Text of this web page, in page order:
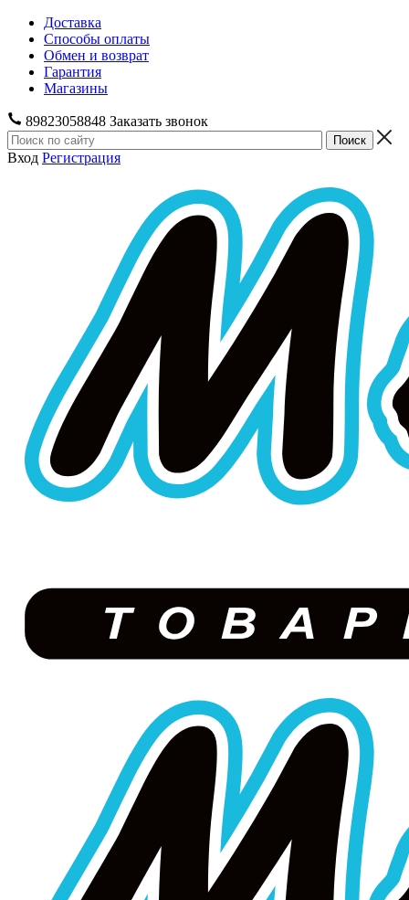
Доставка
Способы оплаты
Обмен и возврат
Гарантия
Магазины
89823058848 Заказать звонок
Вход Регистрация